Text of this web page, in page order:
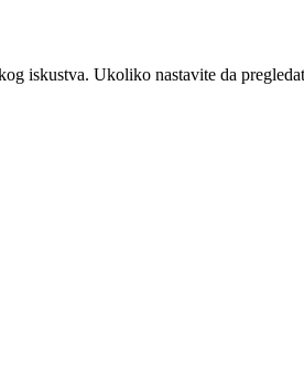
iskustva. Ukoliko nastavite da